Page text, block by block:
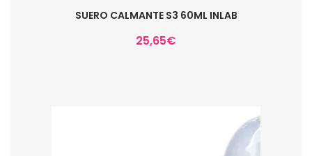
SUERO CALMANTE S3 60ML INLAB
25,65€